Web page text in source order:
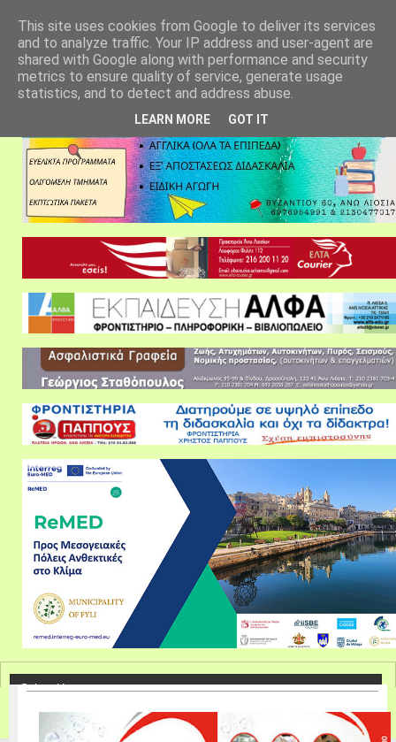
This site uses cookies from Google to deliver its services
and to analyze traffic. Your IP address and user-agent are
shared with Google along with performance and security
metrics to ensure quality of service, generate usage
statistics, and to detect and address abuse.
LEARN MORE GOT IT